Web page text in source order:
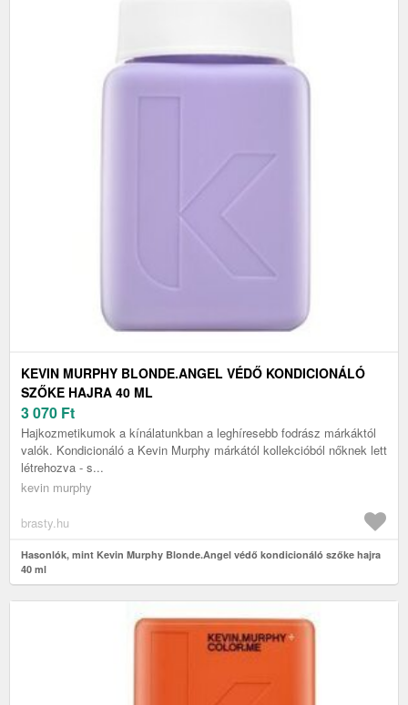
KEVIN MURPHY BLONDE.ANGEL VÉDŐ KONDICIONÁLÓ
SZŐKE HAJRA 40 ML
3 070 Ft
Hajkozmetikumok a kínálatunkban a leghíresebb fodrász márkáktól
valók. Kondicionáló a Kevin Murphy márkától kollekcióból nőknek lett
létrehozva - s...
kevin murphy
brasty.hu
Hasonlók, mint Kevin Murphy Blonde.Angel védő kondicionáló szőke hajra
40 ml